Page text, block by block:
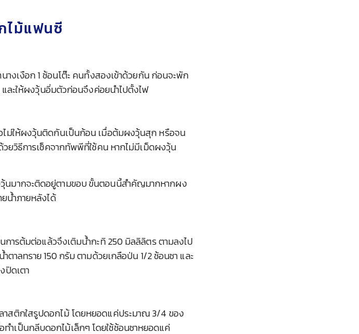
ไม้แฟนซี
งเงือก 1 ช้อนโต๊ะ คนทั้งสองเข้าด้วยกัน ก่อนจะพัก
และให้ผงวุ้นอิ่มตัวก่อนจึงค่อยนำไปตั้งไฟ
ม่ให้ผงวุ้นติดกันเป็นก้อน เมื่อต้มผงวุ้นสุก หรือจน
ยวิธีการเช็คจากทัพพีที่ใช้คน หากไม่มีเม็ดผงวุ้น
นมากจะติดอยู่ตามขอบ ขั้นตอนนี้สำคัญมากหากผง
ยน้ำภายหลังได้
การต้มต่อแล้วจึงเติมน้ำกะทิ 250 มิลลิลิตร ตามลงไป
ตาลทราย 150 กรัม ตามด้วยเกลือป่น 1/2 ช้อนชา และ
ปิดเตา
าสติกใสรูปดอกไม้ โดยหยอดแค่ประมาณ 3/4 ของ
เป็นกลีบดอกไม้เล็กๆ โดยใช้ช้อนชาหยอดแค่